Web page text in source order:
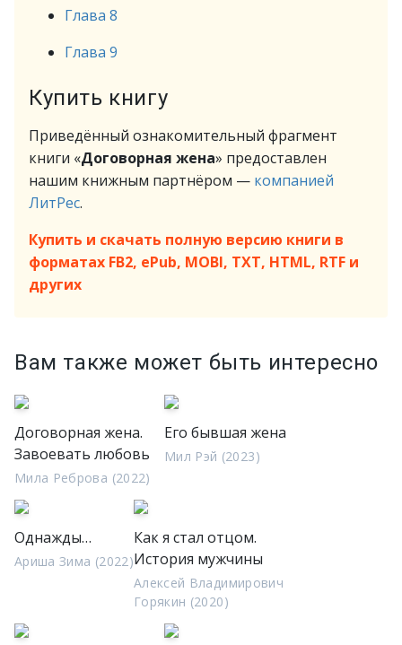
Глава 8
Глава 9
Купить книгу
Приведённый ознакомительный фрагмент
книги «Договорная жена» предоставлен
нашим книжным партнёром — компанией
ЛитРес.
Купить и скачать полную версию книги в
форматах FB2, ePub, MOBI, TXT, HTML, RTF и
других
Вам также может быть интересно
Договорная жена.
Завоевать любовь
Мила Реброва (2022)
Его бывшая жена
Мил Рэй (2023)
Однажды…
Ариша Зима (2022)
Как я стал отцом.
История мужчины
Алексей Владимирович
Горякин (2020)